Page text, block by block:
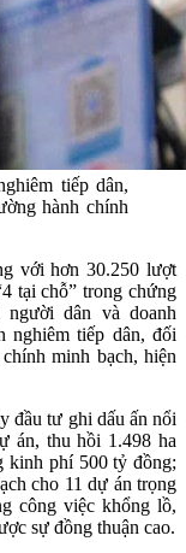
tiếp dân,
hành chính
với hơn 30.250 lượt
tại chỗ” trong chứng
dân và doanh
nghiêm tiếp dân, đối
minh bạch, hiện
đầu tư ghi dấu ấn nổi
án, thu hồi 1.498 ha
kinh phí 500 tỷ đồng;
cho 11 dự án trọng
công việc khổng lồ,
sự đồng thuận cao.